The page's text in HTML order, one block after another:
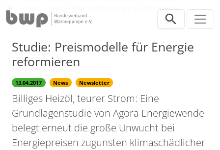
Studie: Preismodelle für Energie reformieren
Studie: Preismodelle für Energie
reformieren
13.04.2017 News Newsletter
Billiges Heizöl, teurer Strom: Eine
Grundlagenstudie von Agora Energiewende
belegt erneut die große Unwucht bei
Energiepreisen zugunsten klimaschädlicher